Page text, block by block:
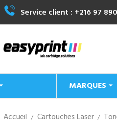
Service client : +216 97
MARQUES
Accueil Cartouches Laser